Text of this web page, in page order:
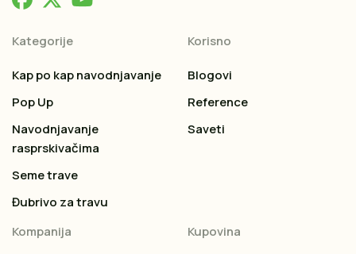
Kategorije
Kap po kap navodnjavanje
Pop Up
Navodnjavanje
rasprskivačima
Seme trave
Đubrivo za travu
Korisno
Blogovi
Reference
Saveti
Kompanija Kupovina